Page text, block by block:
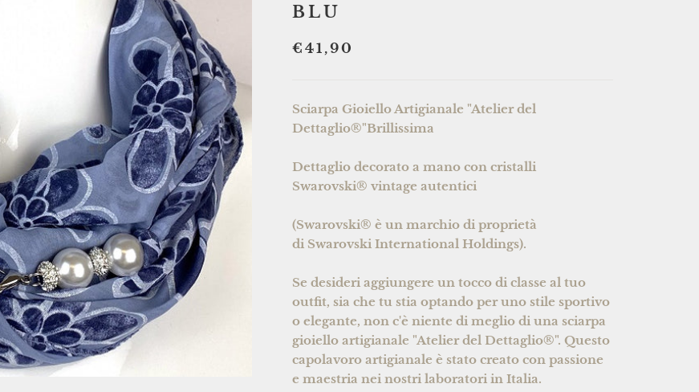
BLU
€41,90
Sciarpa Gioiello Artigianale "Atelier del
Dettaglio®"Brillissima
Dettaglio decorato a mano con cristalli
Swarovski® vintage autentici
(Swarovski® è un marchio di proprietà
di Swarovski International Holdings).
Se desideri aggiungere un tocco di classe al tuo
outfit, sia che tu stia optando per uno stile sportivo
o elegante, non c'è niente di meglio di una sciarpa
gioiello artigianale "Atelier del Dettaglio®". Questo
capolavoro artigianale è stato creato con passione
e maestria nei nostri laboratori in Italia.